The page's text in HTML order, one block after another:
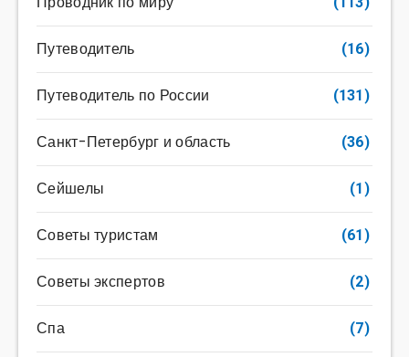
Путеводитель (16)
Путеводитель по России (131)
Санкт-Петербург и область (36)
Сейшелы (1)
Советы туристам (61)
Советы экспертов (2)
Спа (7)